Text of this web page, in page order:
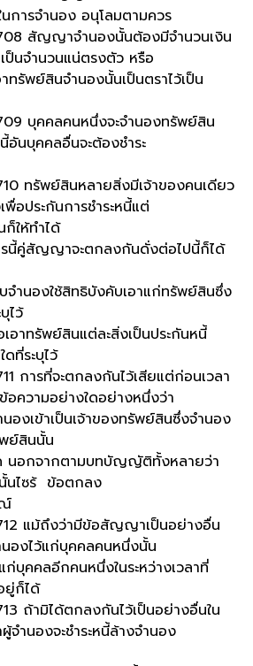
นการจำนอง อนุโลมตามควร
าจำนองนั้นต้องมีจำนวนเงิน
เป็นจำนวนแน่ตรงตัว หรือ
ทรัพย์สินจำนองนั้นเป็นตราไว้เป็น
ลคนหนึ่งจะจำนองทรัพย์สิน
อันบุคคลอื่นจะต้องชำระ
สินหลายสิ่งมีเจ้าของคนเดียว
อประกันการชำระหนี้แต่
ให้ทำได้
ญาจะตกลงกันดั่งต่อไปนี้ก็ได้
ใช้สิทธิบังคับเอาแก่ทรัพย์สินซึ่ง
ไว้
ย์สินแต่ละสิ่งเป็นประกันหนี้
ที่ระบุไว้
จะตกลงกันไว้เสียแต่ก่อนเวลา
อความอย่างใดอย่างหนึ่งว่า
นองเข้าเป็นเจ้าของทรัพย์สินซึ่งจำนอง
ย์สินนั้น
ด นอกจากตามบทบัญญัติทั้งหลายว่า
นไซร้ ข้อตกลง
งว่ามีข้อสัญญาเป็นอย่างอื่น
งไว้แก่บุคคลคนหนึ่งนั้น
ก่บุคคลอีกคนหนึ่งในระหว่างเวลาที่
ก็ได้
ด้ตกลงกันไว้เป็นอย่างอื่นใน
ำนองจะชำระหนี้ล้างจำนอง